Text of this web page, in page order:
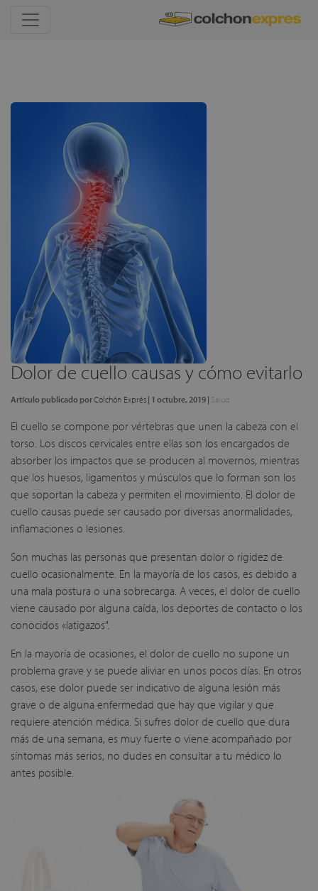
Dolor de cuello causas y cómo evitarlo
Artículo publicado porColchón Exprés | 1 octubre, 2019 | Salud
El cuello se compone por vértebras que unen la cabeza con el
torso. Los discos cervicales entre ellas son los encargados de
absorber los impactos que se producen al movernos, mientras
que los huesos, ligamentos y músculos que lo forman son los
que soportan la cabeza y permiten el movimiento. El dolor de
cuello causas puede ser causado por diversas anormalidades,
inflamaciones o lesiones.
Son muchas las personas que presentan dolor o rigidez de
cuello ocasionalmente. En la mayoría de los casos, es debido a
una mala postura o una sobrecarga. A veces, el dolor de cuello
viene causado por alguna caída, los deportes de contacto o los
conocidos «latigazos".
En la mayoría de ocasiones, el dolor de cuello no supone un
problema grave y se puede aliviar en unos pocos días. En otros
casos, ese dolor puede ser indicativo de alguna lesión más
grave o de alguna enfermedad que hay que vigilar y que
requiere atención médica. Si sufres dolor de cuello que dura
más de una semana, es muy fuerte o viene acompañado por
síntomas más serios, no dudes en consultar a tu médico lo
antes posible.